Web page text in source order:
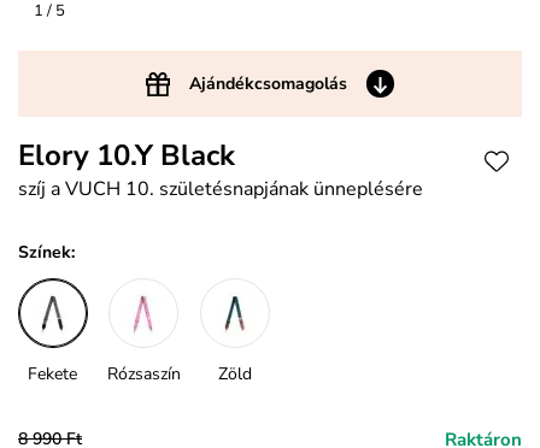
1/ 5
Ajándékcsomagolás
Elory 10.Y Black
szíj a VUCH 10. születésnapjának ünneplésére
Színek:
Fekete Rózsaszín Zöld
8 990 Ft Raktáron